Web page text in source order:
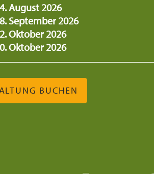
August 2026
September 2026
Oktober 2026
Oktober 2026
BUCHEN